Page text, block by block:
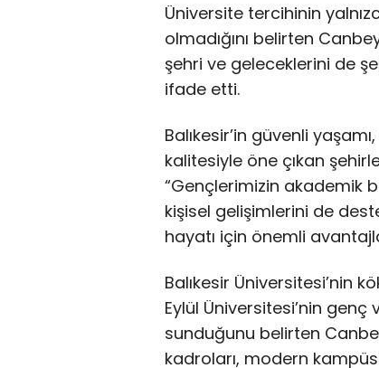
Üniversite tercihinin
olmadığını belirten
şehri ve geleceklerini de
ifade etti.
Balıkesir’in güvenli
kalitesiyle öne çıkan
“Gençlerimizin akademik
kişisel gelişimlerini de
hayatı için önemli
Balıkesir Üniversitesi’nin
Eylül Üniversitesi’nin genç
sunduğunu belirten
kadroları, modern